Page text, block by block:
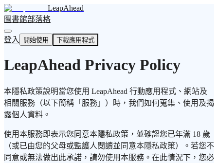
LeapAhead
圖書館部落格
登入 開始使用 下載應用程式
LeapAhead Privacy Policy
本隱私政策說明當您使用 LeapAhead 行動應用程式、網站及
相關服務（以下簡稱「服務」）時，我們如何蒐集、使用及揭
露個人資料。
使用本服務即表示您同意本隱私政策，並確認您已年滿 18 歲
（或已由您的父母或監護人閱讀並同意本隱私政策）。若您不
同意或無法做出此承諾，請勿使用本服務。在此情況下，您必